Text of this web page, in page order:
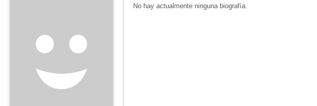
No hay actualmente ninguna biografía.